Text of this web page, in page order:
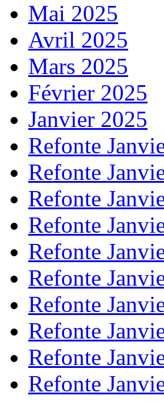
Mai 2025
Avril 2025
Mars 2025
Février 2025
Janvier 2025
Refonte
Refonte
Refonte
Refonte
Refonte
Refonte
Refonte
Refonte
Refonte
Refonte